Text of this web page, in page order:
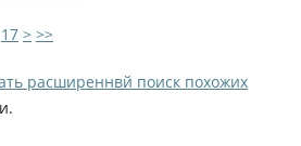
17 > >>
расширеннвй поиск похожих